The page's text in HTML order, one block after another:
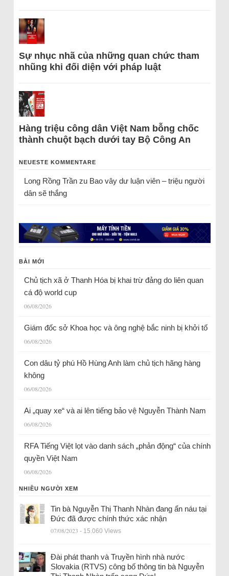
Sự nhục nhã của những quan chức tham
nhũng khi đối diện với pháp luật
Hàng triệu công dân Việt Nam bỗng chốc
thành chuột bạch dưới tay Bộ Công An
NEUESTE KOMMENTARE
Long Rồng Trầnzu Bao vây dư luận viên – triệu người
dân sẽ thắng
BÀI MỚI
Chủ tịch xã ở Thanh Hóa bị khai trừ đảng do liên quan
cá độ world cup
06/08/2026
Giám đốc sở Khoa học và ông nghệ bắc ninh bị khởi tố
06/08/2026
Con dâu tỷ phú Hồ Hùng Anh làm chủ tịch hãng hàng
không
06/08/2026
Ai „quay xe“ và ai lên tiếng bảo vệ Nguyễn Thành Nam
06/08/2026
RFA Tiếng Việt lọt vào danh sách „phản động“ của chính
quyền Việt Nam
06/08/2026
NHIỀU NGƯỜI XEM
Tin bà Nguyễn Thị Thanh Nhàn đang ẩn náu tại
Đức đã được chính thức xác nhận
07/08/2023 - 15.060 Views
Đài phát thanh và Truyền hình nhà nước
Slovakia (RTVS) công bố thông tin bà Nguyễn